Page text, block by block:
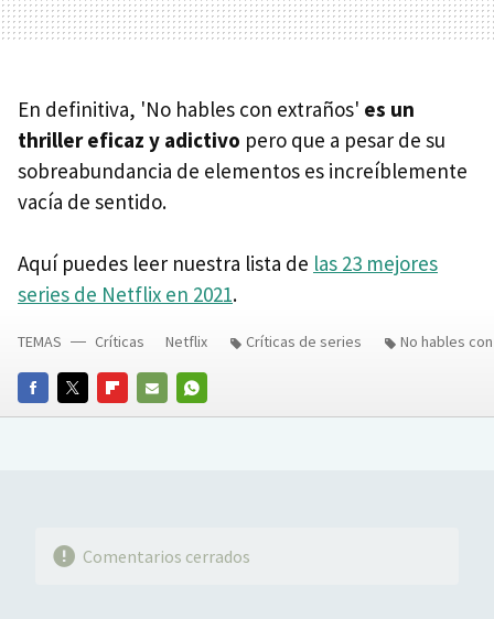
En definitiva, 'No hables con extraños' es un
thriller eficaz y adictivo pero que a pesar de su
sobreabundancia de elementos es increíblemente
vacía de sentido.
Aquí puedes leer nuestra lista de las 23 mejores
series de Netflix en 2021.
FACEBOOKTWITTERFLIPBOARD
E-
WHATSAPP
TEMAS Críticas Netflix Críticas de series No hables
Comentarios cerrados